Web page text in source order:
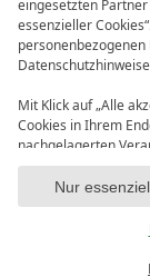
eingesetzten
essenzieller
Mit Klick auf „Alle
Cookies in Ihrem
nachgelagerten
Adresse) durch uns
einverstanden sind,
individuelle Auswahl
tätigen. Sie können
Nur